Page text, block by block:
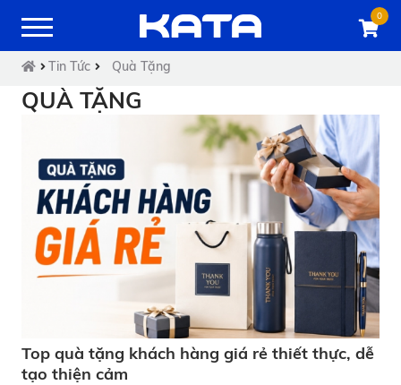
0
Tin Tức Quà Tặng
QUÀ TẶNG
Top quà tặng khách hàng giá rẻ thiết thực, dễ
tạo thiện cảm